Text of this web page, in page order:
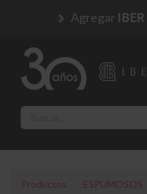
Agregar IBER
Productos
ESPUMOSOS